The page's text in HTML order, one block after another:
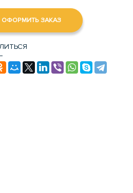
ОФОРМИТЬ ЗАКАЗ